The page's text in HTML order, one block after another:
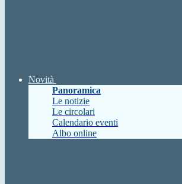
Novità
Panoramica
Le notizie
Le circolari
Calendario eventi
Albo online